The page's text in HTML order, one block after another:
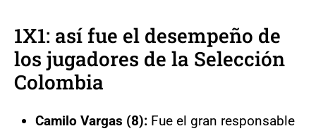
1X1: así fue el desempeño de
los jugadores de la Selección
Colombia
Camilo Vargas (8): Fue el gran responsable